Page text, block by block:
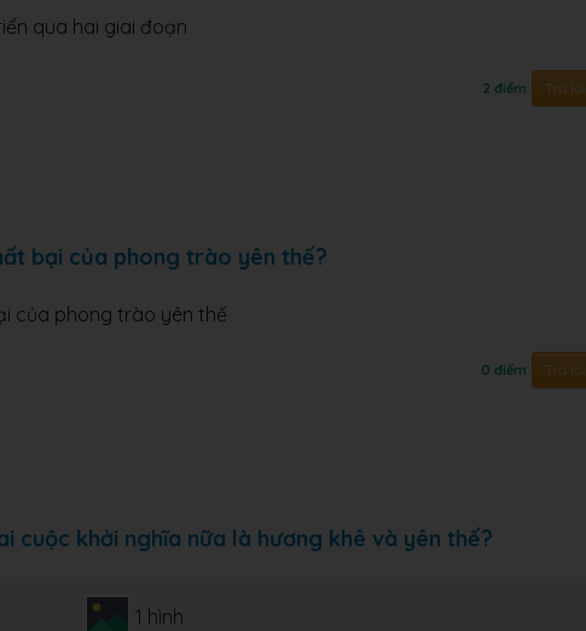
qua hai giai đoạn
2 điểm Trả lời
bại của phong trào yên thế?
của phong trào yên thế
0 điểm Trả lời
cuộc khởi nghĩa nữa là hương khê và yên thế?
1 hình